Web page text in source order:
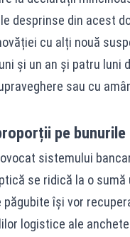
desprinse din acest
cu alți nouă
și un an și patru luni
sau cu
pe
sistemului
se ridică la o sumă
păgubite își vor
logistice ale